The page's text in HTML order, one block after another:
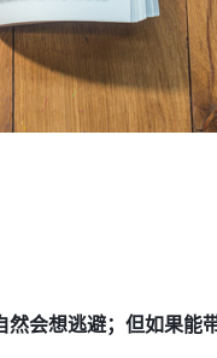
会想逃避；但如果能